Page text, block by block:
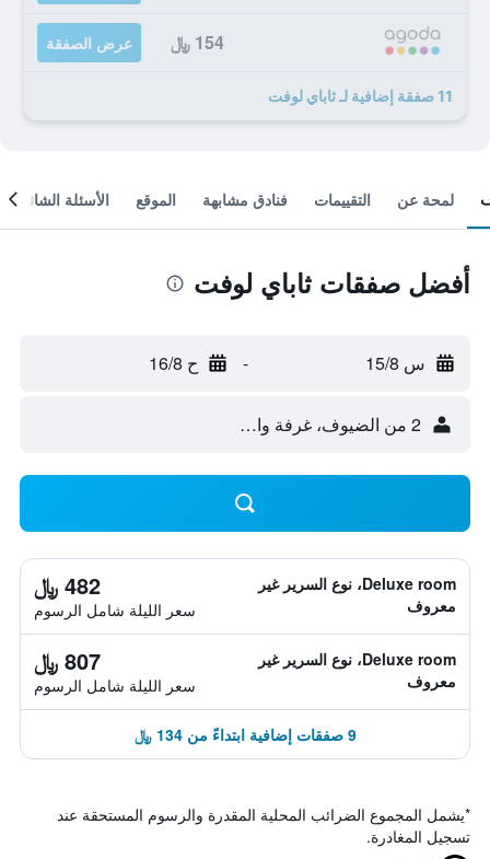
154 ﷼ عرض الصفقة
11 صفقة إضافية لـ ثاباي لوفت
لمحة عن التقييمات فنادق مشابهة الموقع الأسئلة الشائعة
أفضل صفقات ثاباي لوفت
س 15/8 - ح 16/8
2 من الضيوف، غرفة واحدة
Deluxe room، نوع السرير غير
معروف
482 ﷼
سعر الليلة شامل الرسوم
Deluxe room، نوع السرير غير
معروف
807 ﷼
سعر الليلة شامل الرسوم
9 صفقات إضافية ابتداءً من 134 ﷼
*يشمل المجموع الضرائب المحلية المقدرة والرسوم المستحقة عند
تسجيل المغادرة.